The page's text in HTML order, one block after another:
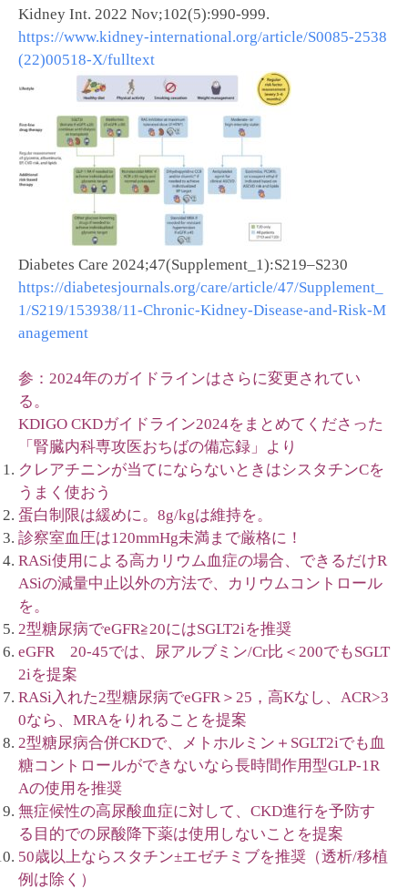
Kidney Int. 2022 Nov;102(5):990-999.
https://www.kidney-international.org/article/S0085-2538
(22)00518-X/fulltext
Diabetes Care 2024;47(Supplement_1):S219–S230
https://diabetesjournals.org/care/article/47/Supplement_
1/S219/153938/11-Chronic-Kidney-Disease-and-Risk-M
anagement
参：2024年のガイドラインはさらに変更されてい
る。
KDIGO CKDガイドライン2024をまとめてくださった
「腎臓内科専攻医おちばの備忘録」より
クレアチニンが当てにならないときはシスタチンCを
うまく使おう
蛋白制限は緩めに。8g/kgは維持を。
診察室血圧は120mmHg未満まで厳格に！
RASi使用による高カリウム血症の場合、できるだけR
ASiの減量中止以外の方法で、カリウムコントロール
を。
2型糖尿病でeGFR≧20にはSGLT2iを推奨
eGFR 20-45では、尿アルブミン/Cr比＜200でもSGLT
2iを提案
RASi入れた2型糖尿病でeGFR＞25，高Kなし、ACR>3
0なら、MRAをりれることを提案
2型糖尿病合併CKDで、メトホルミン＋SGLT2iでも血
糖コントロールができないなら長時間作用型GLP-1R
Aの使用を推奨
無症候性の高尿酸血症に対して、CKD進行を予防す
る目的での尿酸降下薬は使用しないことを提案
50歳以上ならスタチン±エゼチミブを推奨（透析/移植
例は除く）